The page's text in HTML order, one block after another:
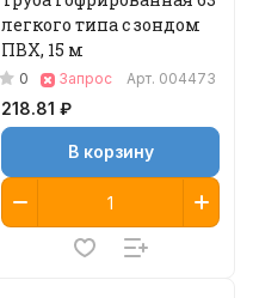
легкого типа с зондом
ПВХ, 15 м
0 Запрос Арт. 004473
218.81 ₽
В корзину